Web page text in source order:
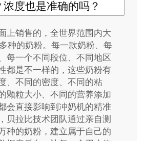
浓度也是准确的吗？
上销售的，全世界范围内大
种的奶粉。每一款奶粉、每
每一个不同段位、不同地区
都是不一样的，这些奶粉有
、不同的密度、不同的粘
颗粒大小、不同的营养添加
会直接影响到冲奶机的精准
贝拉比技术团队通过亲自测
种的奶粉，建立属于自己的